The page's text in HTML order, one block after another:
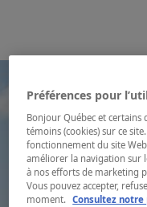
Préférences pour
Bonjour Québec et certains
témoins (cookies) sur ce
fonctionnement du site
améliorer la navigation sur
à nos efforts de marketing
Vous pouvez accepter,
moment. Consultez